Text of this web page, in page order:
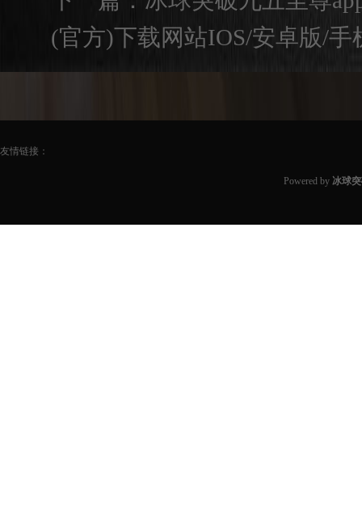
(官方)下载网站IOS/安卓版/手
友情链接：
Powered by 冰球